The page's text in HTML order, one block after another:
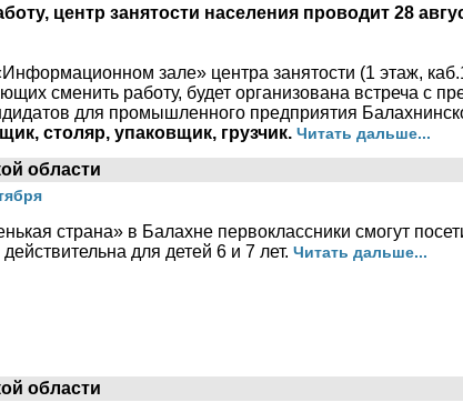
центр занятости населения проводит 28
зале» центра занятости (1 этаж,
сменить работу, будет организована встреча с
для промышленного предприятия
столяр, упаковщик, грузчик. Читать дальше...
области
страна» в Балахне первоклассники смогут
для детей 6 и 7 лет. Читать дальше...
области